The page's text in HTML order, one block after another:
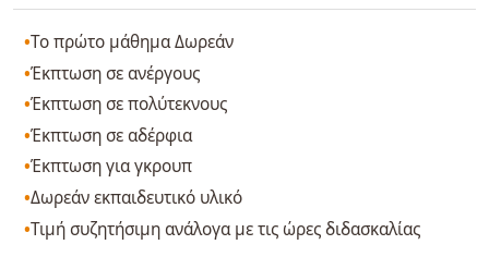
Το πρώτο μάθημα Δωρεάν
Έκπτωση σε ανέργους
Έκπτωση σε πολύτεκνους
Έκπτωση σε αδέρφια
Έκπτωση για γκρουπ
Δωρεάν εκπαιδευτικό υλικό
Τιμή συζητήσιμη ανάλογα με τις ώρες διδασκαλίας